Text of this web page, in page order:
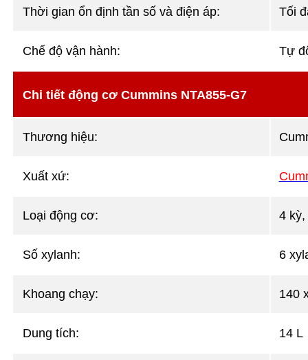
Thời gian ổn định tần số và điện áp: Tối
Chế độ vận hành: Tự
Chi tiết động cơ Cummins NTA855-G7
Thương hiệu:
Xuất xứ:
Loại động cơ: 4
Số xylanh: 6
Khoang chạy: 140
Dung tích: 14 L